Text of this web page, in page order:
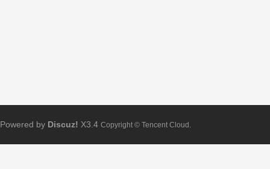
Powered by Discuz! X3.4 Copyright © Tencent Cloud.